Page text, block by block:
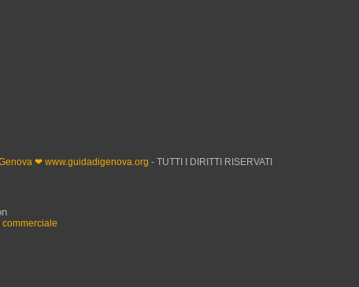
❤ www.guidadigenova.org - TUTTI I DIRITTI RISERVATI